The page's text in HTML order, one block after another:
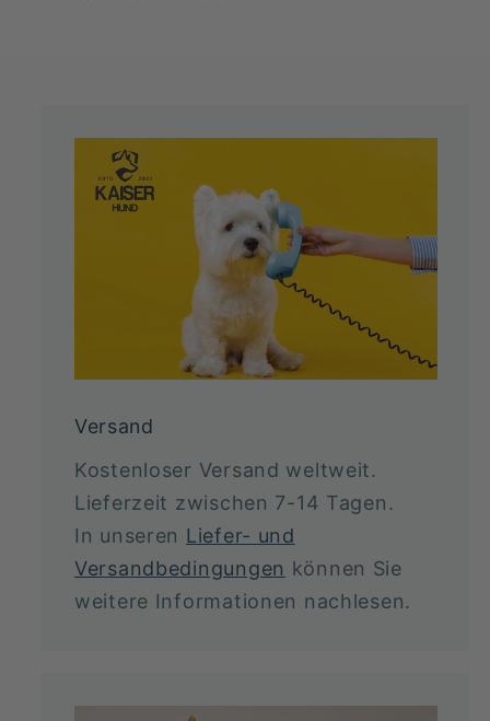
Versand
Kostenloser Versand weltweit.
Lieferzeit zwischen 7-14 Tagen.
In unseren Liefer- und
Versandbedingungen können Sie
weitere Informationen nachlesen.